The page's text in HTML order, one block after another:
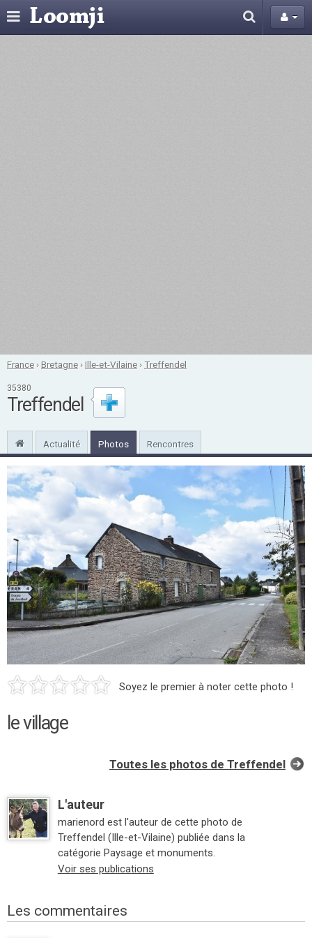
France ›Bretagne ›Ille-et-Vilaine ›Treffendel
35380
Treffendel
Actualité Photos Rencontres
Soyez le premier à noter cette photo !
le village
Toutes les photos de Treffendel
L'auteur
marienord est l'auteur de cette photo de
Treffendel (Ille-et-Vilaine) publiée dans la
catégorie Paysage et monuments.
Voir ses publications
Les commentaires